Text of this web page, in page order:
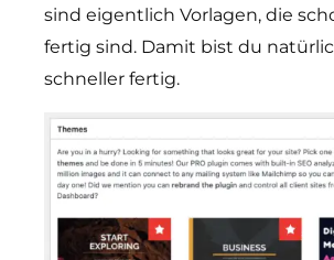
sind eigentlich Vorlagen, die
fertig sind. Damit bist du
schneller fertig.